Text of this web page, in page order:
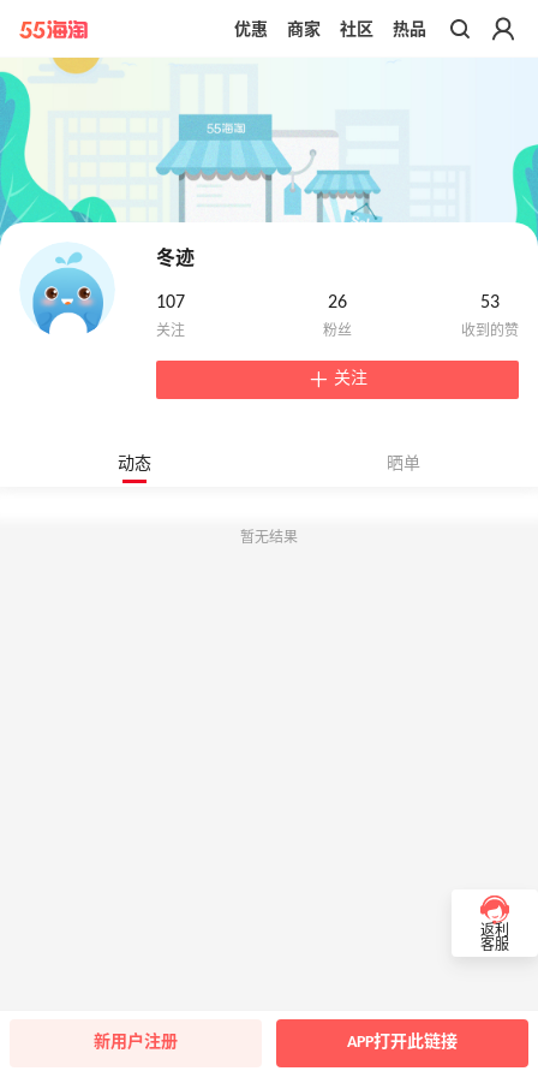
带你去官网买正品
优惠 商家 社区 热品
冬迹
107 26 53
关注
动态 晒单
暂无结果
返利
客服
新用户注册 APP打开此链接